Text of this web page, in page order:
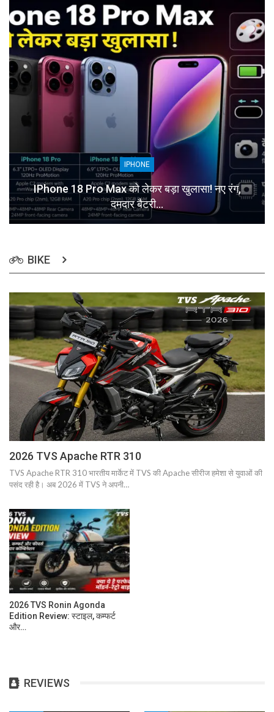
IPHONE
IPhone 18 Pro Max को लेकर बड़ा खुलासा! नए रंग,
दमदार बैटरी…
BIKE
2026 TVS Apache RTR 310
TVS Apache RTR 310 भारतीय मार्केट में TVS की Apache सीरीज हमेशा से युवाओं की
पसंद रही है। अब 2026 में TVS ने अपनी…
2026 TVS Ronin Agonda
Edition Review: स्टाइल, कम्फर्ट
और…
REVIEWS